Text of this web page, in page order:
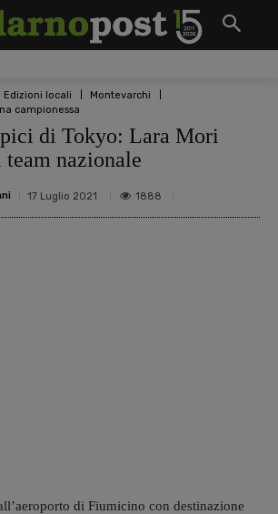
Edizioni locali
Montevarchi
campionessa
di Tokyo: Lara Mori
nazionale
17 Luglio 2021 1888
di Fiumicino con destinazione